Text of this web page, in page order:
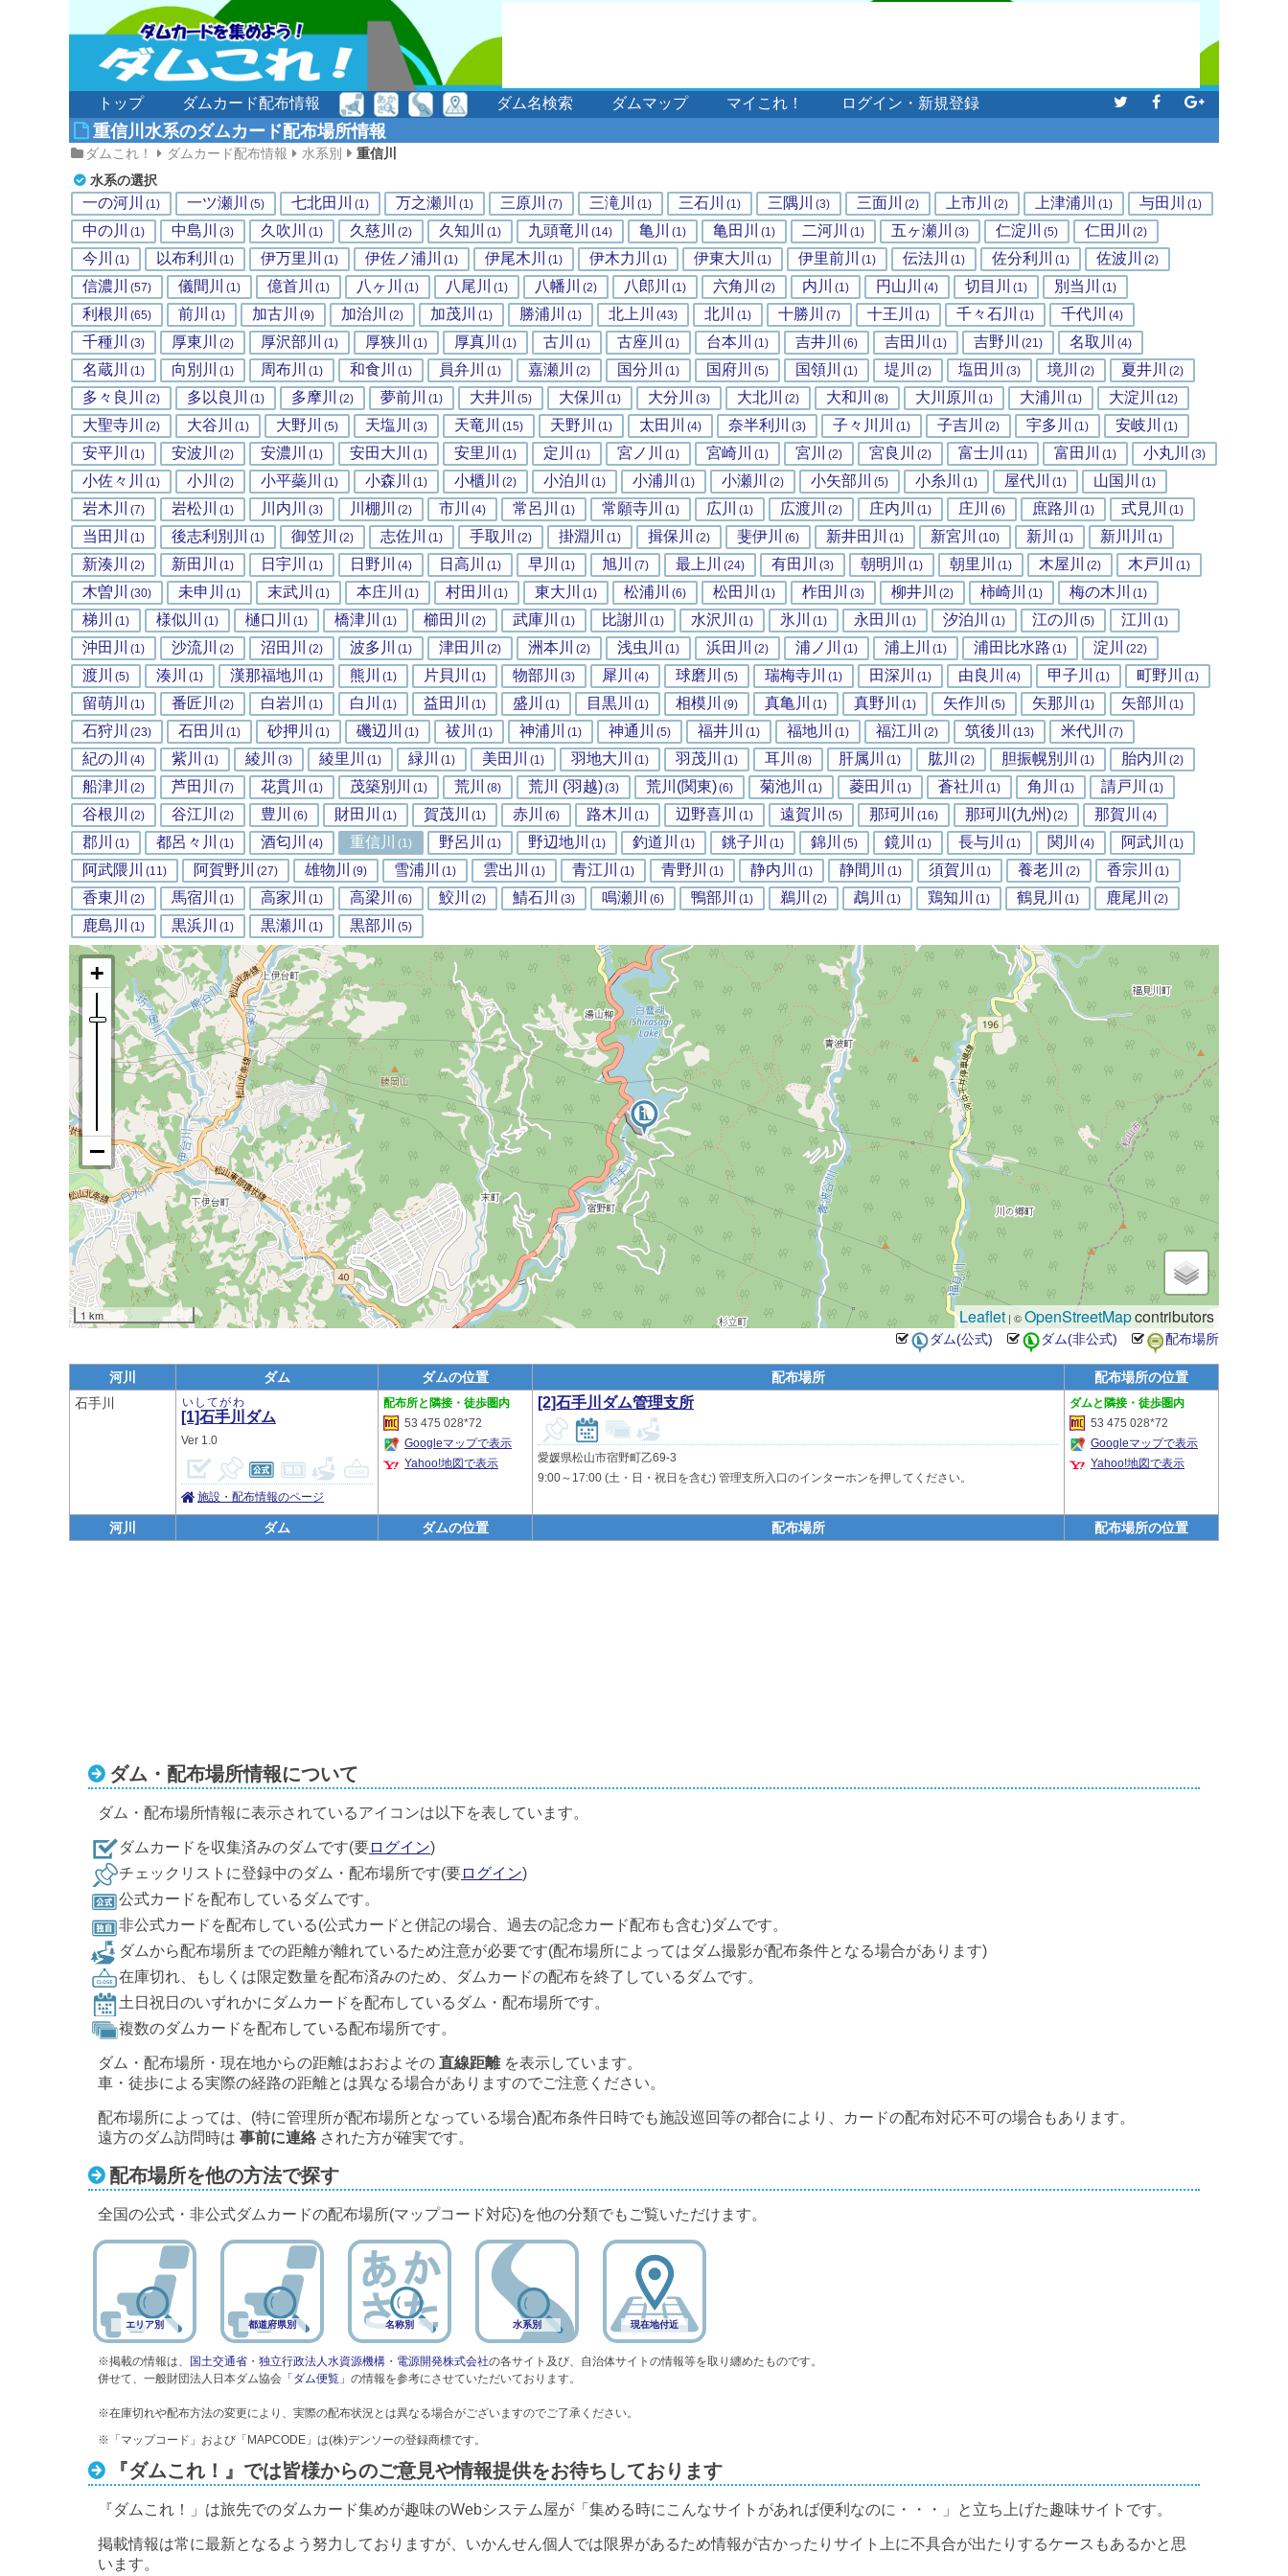
トップ ダムカード配布情報 ダム名検索 ダムマップ マイこれ！ ログイン・新規登録
重信川水系のダムカード配布場所情報
ダムこれ！ ダムカード配布情報 水系別
重信川
水系の選択
一の河川 (1) 一ツ瀬川 (5) 七北田川 (1) 万之瀬川 (1) 三原川 (7) 三滝川 (1) 三石川 (1) 三隅川 (3) 三面川 (2) 上市川 (2) 上津浦川 (1) 与田川 (1)
中の川 (1) 中島川 (3) 久吹川 (1) 久慈川 (2) 久知川 (1) 九頭竜川 (14) 亀川 (1) 亀田川 (1) 二河川 (1) 五ヶ瀬川 (3) 仁淀川 (5) 仁田川 (2)
今川 (1) 以布利川 (1) 伊万里川 (1) 伊佐ノ浦川 (1) 伊尾木川 (1) 伊木力川 (1) 伊東大川 (1) 伊里前川 (1) 伝法川 (1) 佐分利川 (1) 佐波川 (2)
信濃川 (57) 儀間川 (1) 億首川 (1) 八ヶ川 (1) 八尾川 (1) 八幡川 (2) 八郎川 (1) 六角川 (2) 内川 (1) 円山川 (4) 切目川 (1) 別当川 (1)
利根川 (65) 前川 (1) 加古川 (9) 加治川 (2) 加茂川 (1) 勝浦川 (1) 北上川 (43) 北川 (1) 十勝川 (7) 十王川 (1) 千々石川 (1) 千代川 (4)
千種川 (3) 厚東川 (2) 厚沢部川 (1) 厚狭川 (1) 厚真川 (1) 古川 (1) 古座川 (1) 台本川 (1) 吉井川 (6) 吉田川 (1) 吉野川 (21) 名取川 (4)
名蔵川 (1) 向別川 (1) 周布川 (1) 和食川 (1) 員弁川 (1) 嘉瀬川 (2) 国分川 (1) 国府川 (5) 国領川 (1) 堤川 (2) 塩田川 (3) 境川 (2) 夏井川 (2)
多々良川 (2) 多以良川 (1) 多摩川 (2) 夢前川 (1) 大井川 (5) 大保川 (1) 大分川 (3) 大北川 (2) 大和川 (8) 大川原川 (1) 大浦川 (1) 大淀川 (12)
大聖寺川 (2) 大谷川 (1) 大野川 (5) 天塩川 (3) 天竜川 (15) 天野川 (1) 太田川 (4) 奈半利川 (3) 子々川川 (1) 子吉川 (2) 宇多川 (1) 安岐川 (1)
安平川 (1) 安波川 (2) 安濃川 (1) 安田大川 (1) 安里川 (1) 定川 (1) 宮ノ川 (1) 宮崎川 (1) 宮川 (2) 宮良川 (2) 富士川 (11) 富田川 (1) 小丸川 (3)
小佐々川 (1) 小川 (2) 小平蘂川 (1) 小森川 (1) 小櫃川 (2) 小泊川 (1) 小浦川 (1) 小瀬川 (2) 小矢部川 (5) 小糸川 (1) 屋代川 (1) 山国川 (1)
岩木川 (7) 岩松川 (1) 川内川 (3) 川棚川 (2) 市川 (4) 常呂川 (1) 常願寺川 (1) 広川 (1) 広渡川 (2) 庄内川 (1) 庄川 (6) 庶路川 (1) 式見川 (1)
当田川 (1) 後志利別川 (1) 御笠川 (2) 志佐川 (1) 手取川 (2) 掛淵川 (1) 揖保川 (2) 斐伊川 (6) 新井田川 (1) 新宮川 (10) 新川 (1) 新川川 (1)
新湊川 (2) 新田川 (1) 日宇川 (1) 日野川 (4) 日高川 (1) 早川 (1) 旭川 (7) 最上川 (24) 有田川 (3) 朝明川 (1) 朝里川 (1) 木屋川 (2) 木戸川 (1)
木曽川 (30) 未申川 (1) 末武川 (1) 本庄川 (1) 村田川 (1) 東大川 (1) 松浦川 (6) 松田川 (1) 柞田川 (3) 柳井川 (2) 柿崎川 (1) 梅の木川 (1)
梯川 (1) 様似川 (1) 樋口川 (1) 橋津川 (1) 櫛田川 (2) 武庫川 (1) 比謝川 (1) 水沢川 (1) 氷川 (1) 永田川 (1) 汐泊川 (1) 江の川 (5) 江川 (1)
沖田川 (1) 沙流川 (2) 沼田川 (2) 波多川 (1) 津田川 (2) 洲本川 (2) 浅虫川 (1) 浜田川 (2) 浦ノ川 (1) 浦上川 (1) 浦田比水路 (1) 淀川 (22)
渡川 (5) 湊川 (1) 漢那福地川 (1) 熊川 (1) 片貝川 (1) 物部川 (3) 犀川 (4) 球磨川 (5) 瑞梅寺川 (1) 田深川 (1) 由良川 (4) 甲子川 (1) 町野川 (1)
留萌川 (1) 番匠川 (2) 白岩川 (1) 白川 (1) 益田川 (1) 盛川 (1) 目黒川 (1) 相模川 (9) 真亀川 (1) 真野川 (1) 矢作川 (5) 矢那川 (1) 矢部川 (1)
石狩川 (23) 石田川 (1) 砂押川 (1) 磯辺川 (1) 祓川 (1) 神浦川 (1) 神通川 (5) 福井川 (1) 福地川 (1) 福江川 (2) 筑後川 (13) 米代川 (7)
紀の川 (4) 紫川 (1) 綾川 (3) 綾里川 (1) 緑川 (1) 美田川 (1) 羽地大川 (1) 羽茂川 (1) 耳川 (8) 肝属川 (1) 肱川 (2) 胆振幌別川 (1) 胎内川 (2)
船津川 (2) 芦田川 (7) 花貫川 (1) 茂築別川 (1) 荒川 (8) 荒川 (羽越)(3) 荒川(関東)(6) 菊池川 (1) 菱田川 (1) 蒼社川 (1) 角川 (1) 請戸川 (1)
谷根川 (2) 谷江川 (2) 豊川 (6) 財田川 (1) 賀茂川 (1) 赤川 (6) 路木川 (1) 辺野喜川 (1) 遠賀川 (5) 那珂川 (16) 那珂川(九州)(2) 那賀川 (4)
郡川 (1) 都呂々川 (1) 酒匂川 (4) 重信川 (1) 野呂川 (1) 野辺地川 (1) 釣道川 (1) 銚子川 (1) 錦川 (5) 鏡川 (1) 長与川 (1) 関川 (4) 阿武川 (1)
阿武隈川 (11) 阿賀野川 (27) 雄物川 (9) 雪浦川 (1) 雲出川 (1) 青江川 (1) 青野川 (1) 静内川 (1) 静間川 (1) 須賀川 (1) 養老川 (2) 香宗川 (1)
香東川 (2) 馬宿川 (1) 高家川 (1) 高梁川 (6) 鮫川 (2) 鯖石川 (3) 鳴瀬川 (6) 鴨部川 (1) 鵜川 (2) 鵡川 (1) 鶏知川 (1) 鶴見川 (1) 鹿尾川 (2)
鹿島川 (1) 黒浜川 (1) 黒瀬川 (1) 黒部川 (5)
2
1
1 km Leaflet | ©OpenStreetMapcontributors
河川 ダム ダムの位置 配布場所
配布場所の位置
石手川
[1]石手川
いしてがわ
ダム
1.0
施設・配布情報のページ
隣接・徒歩圏内
53 475 028*72
Googleマップで表示
Yahoo!地図で表示
[2]石手川ダム管理支所
愛媛県松山市宿野町乙69-3
9:00～17:00 (土・日・祝日を含む) 管理支所入口のインターホンを押してください。
隣接・徒歩圏内
53 475 028*72
Googleマップで表示
Yahoo!地図で表示
河川 ダム ダムの位置 配布場所 配布場所の位置
ダム・配布場所情報について
ダム・配布場所情報に表示されているアイコンは以下を表しています。
ダムカードを収集済みのダムです(要ログイン)
チェックリストに登録中のダム・配布場所です(要ログイン)
公式カードを配布しているダムです。
非公式カードを配布している(公式カードと併記の場合、過去の記念カード配布も含む)ダムです。
ダムから配布場所までの距離が離れているため注意が必要です(配布場所によってはダム撮影が配布条件となる場合があります)
在庫切れ、もしくは限定数量を配布済みのため、ダムカードの配布を終了しているダムです。
土日祝日のいずれかにダムカードを配布しているダム・配布場所です。
複数のダムカードを配布している配布場所です。
ダム・配布場所・現在地からの距離はおおよその 直線距離を表示しています。
車・徒歩による実際の経路の距離とは異なる場合がありますのでご注意ください。
配布場所によっては、(特に管理所が配布場所となっている場合)配布条件日時でも施設巡回等の都合により、カードの配布対応不可の場合もあります。
遠方のダム訪問時は 事前に連絡 された方が確実です。
配布場所を他の方法で探す
全国の公式・非公式ダムカードの配布場所(マップコード対応)を他の分類でもご覧いただけます。
エリア別 都道府県別 名称別 水系別 現在地付近
※掲載の情報は、 国土交通省 ・ 独立行政法人水資源機構 ・ 電源開発株式会社の各サイト及び、自治体サイトの情報等を取り纏めたものです。
併せて、一般財団法人日本ダム協会 「ダム便覧」 の情報を参考にさせていただいております。
※在庫切れや配布方法の変更により、実際の配布状況とは異なる場合がございますのでご了承ください。
※「マップコード」および「MAPCODE」は(株)デンソーの登録商標です。
『ダムこれ！』では皆様からのご意見や情報提供をお待ちしております
『ダムこれ！」は旅先でのダムカード集めが趣味のWebシステム屋が「集める時にこんなサイトがあれば便利なのに・・・」と立ち上げた趣味サイトです。
掲載情報は常に最新となるよう努力しておりますが、いかんせん個人では限界があるため情報が古かったりサイト上に不具合が出たりするケースもあるかと思
います。